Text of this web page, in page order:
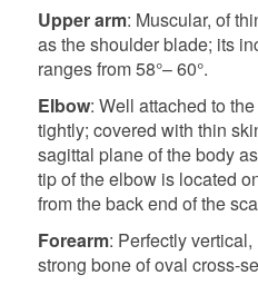
Upper arm: Muscular, of
as the shoulder blade; its
ranges from 58°– 60°.
Elbow: Well attached to
tightly; covered with thin
sagittal plane of the body
tip of the elbow is located
from the back end of the
Forearm: Perfectly
strong bone of oval cross-